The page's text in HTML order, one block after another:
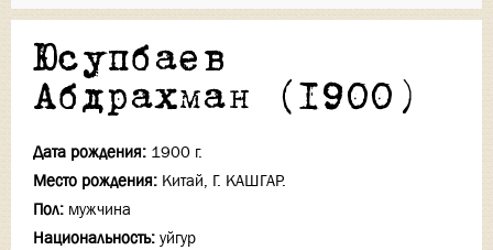
Юсупбаев
Абдрахман (1900)
Дата рождения: 1900 г.
Место рождения: Китай, Г. КАШГАР.
Пол: мужчина
Национальность: уйгур